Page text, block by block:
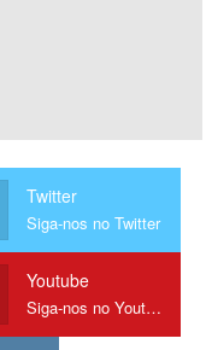
Twitter
Siga-nos no Twitter
Youtube
Siga-nos no Youtube